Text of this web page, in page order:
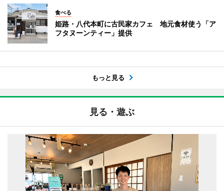
食べる
姫路・八代本町に古民家カフェ 地元食材使う「ア
フタヌーンティー」提供
もっと見る
見る・遊ぶ